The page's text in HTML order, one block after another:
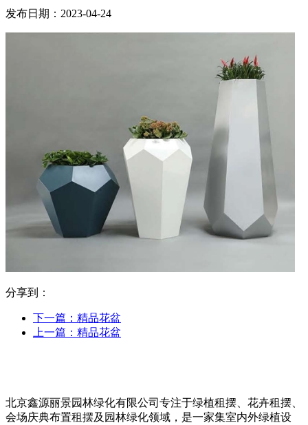
发布日期：2023-04-24
分享到：
下一篇： 精品花盆
上一篇： 精品花盆
北京鑫源丽景园林绿化有限公司专注于绿植租摆、花卉租摆、
会场庆典布置租摆及园林绿化领域，是一家集室内外绿植设